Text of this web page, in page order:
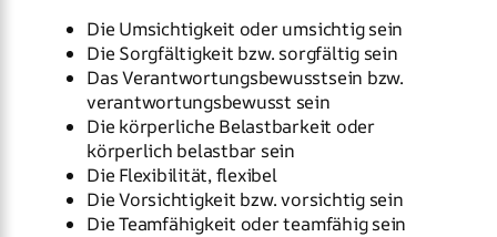
Die Umsichtigkeit oder umsichtig sein
Die Sorgfältigkeit bzw. sorgfältig sein
Das Verantwortungsbewusstsein bzw.
verantwortungsbewusst sein
Die körperliche Belastbarkeit oder
körperlich belastbar sein
Die Flexibilität, flexibel
Die Vorsichtigkeit bzw. vorsichtig sein
Die Teamfähigkeit oder teamfähig sein